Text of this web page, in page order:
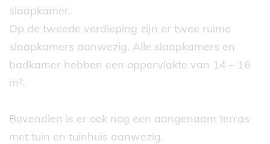
slaapkamer.
Op de tweede verdieping zijn er twee ruime
slaapkamers aanwezig. Alle slaapkamers en
badkamer hebben een oppervlakte van 14 – 16
m².
Bovendien is er ook nog een aangenaam terras
met tuin en tuinhuis aanwezig.